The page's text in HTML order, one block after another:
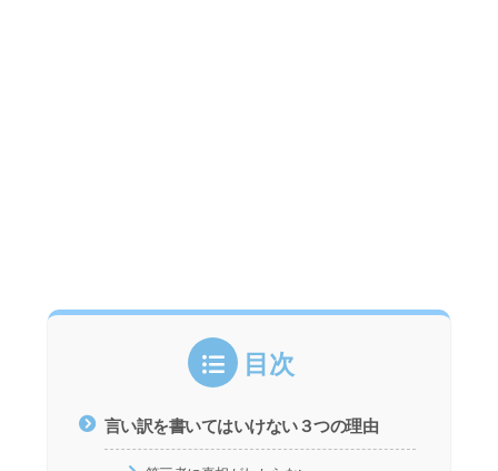
目次
言い訳を書いてはいけない３つの理由